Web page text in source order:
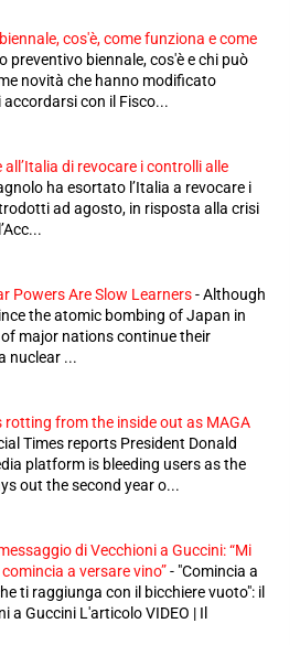
cos'è, come funziona e come
preventivo biennale, cos'è e chi può
novità che hanno modificato
con il Fisco...
di revocare i controlli alle
ha esortato l’Italia a revocare i
ad agosto, in risposta alla crisi
Powers Are Slow Learners-Although
the atomic bombing of Japan in
major nations continue their
nuclear ...
rotting from the inside out as MAGA
Times reports President Donald
platform is bleeding users as the
out the second year o...
di Vecchioni a Guccini: “Mi
a versare vino”- "Comincia a
ti raggiunga con il bicchiere vuoto": il
a Guccini L'articolo VIDEO | Il